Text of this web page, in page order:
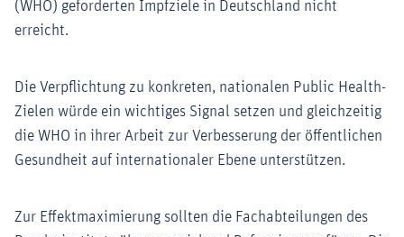
(WHO) geforderten Impfziele in Deutschland nicht
erreicht.
Die Verpflichtung zu konkreten, nationalen Public Health-
Zielen würde ein wichtiges Signal setzen und gleichzeitig
die WHO in ihrer Arbeit zur Verbesserung der öffentlichen
Gesundheit auf internationaler Ebene unterstützen.
Zur Effektmaximierung sollten die Fachabteilungen des